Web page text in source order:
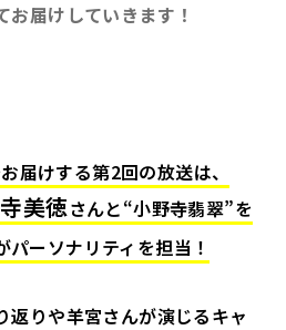
お届けしていきます！
届けする第2回の放送は、
美徳さんと“小野寺翡翠”を
パーソナリティを担当！
返りや羊宮さんが演じるキャ